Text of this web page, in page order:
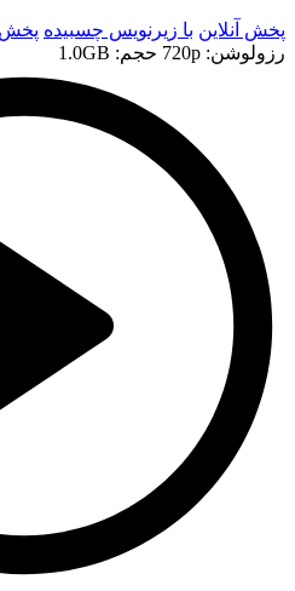
پخش آنلاین با زیرنویس چسبیده پخش
رزولوشن: 720p
حجم: 1.0GB